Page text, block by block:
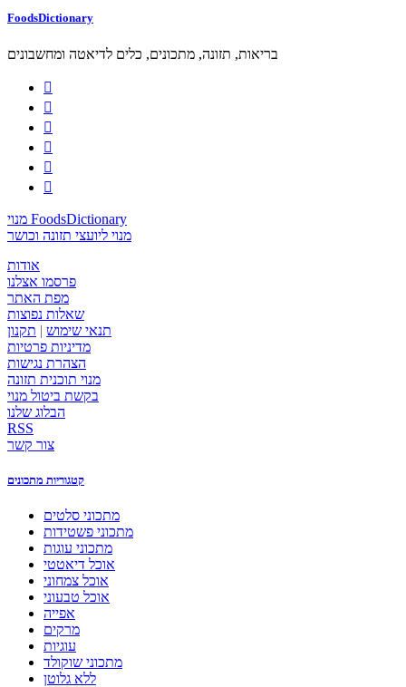
FoodsDictionary
בריאות, תזונה, מתכונים, כלים לדיאטה ומחשבונים






מנוי FoodsDictionary
מנוי ליועצי תזונה וכושר
אודות
פרסמו אצלנו
מפת האתר
שאלות נפוצות
תנאי שימוש | תקנון
מדיניות פרטיות
הצהרת נגישות
מנוי תוכנית תזונה
בקשת ביטול מנוי
הבלוג שלנו
RSS
צור קשר
קטגוריות מתכונים
מתכוני סלטים
מתכוני פשטידות
מתכוני עוגות
אוכל דיאטטי
אוכל צמחוני
אוכל טבעוני
אפייה
מרקים
עוגיות
מתכוני שוקולד
ללא גלוטן